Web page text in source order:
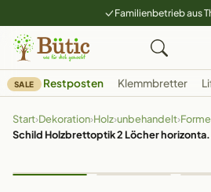
Familienbetrieb aus
SALE Restposten Klemmbretter
Start›Dekoration›Holz›unbehandelt›
Schild Holzbrettoptik 2 Löcher